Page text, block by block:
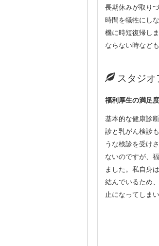
長期休みが取り
時間を犠牲にし
機に時短復帰し
ならない時など
スタジ
福利厚生の満足
基本的な健康診
診と乳がん検診
うな検診を受け
ないのですが、
ました。私自身
結んでいるため
止になってしま